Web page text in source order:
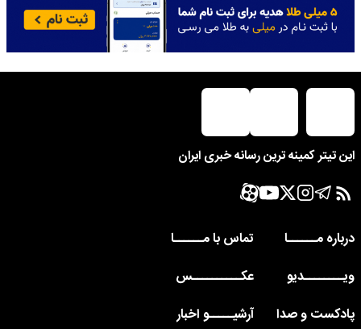
این تیتر کمینه ترین رسانه خبری ایران
درباره مــــــا
تماس با مــــــا
ویــــــــدیو
عکــــــــــس
پادکست و صدا
آرشیـــــو اخبار